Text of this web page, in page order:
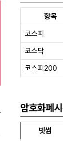
항목
코스피
코스닥
코스피200
암호화폐
빗썸